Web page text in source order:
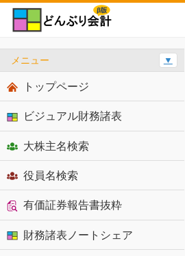
メニュー ▼
トップページ
ビジュアル財務諸表
大株主名検索
役員名検索
有価証券報告書抜粋
財務諸表ノートシェア